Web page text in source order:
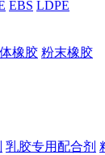
EBS LDPE
橡胶 粉末橡胶
乳胶专用配合剂